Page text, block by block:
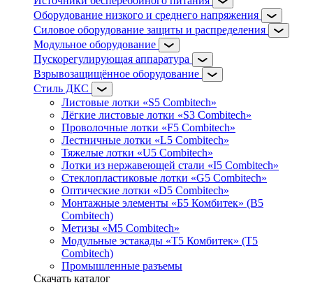
Оборудование низкого и среднего напряжения
Силовое оборудование защиты и распределения
Модульное оборудование
Пускорегулирующая аппаратура
Взрывозащищённое оборудование
Стиль ДКС
Листовые лотки «S5 Combitech»
Лёгкие листовые лотки «S3 Combitech»
Проволочные лотки «F5 Combitech»
Лестничные лотки «L5 Combitech»
Тяжелые лотки «U5 Combitech»
Лотки из нержавеющей стали «I5 Combitech»
Стеклопластиковые лотки «G5 Combitech»
Оптические лотки «D5 Combitech»
Монтажные элементы «Б5 Комбитек» (B5
Combitech)
Метизы «M5 Combitech»
Модульные эстакады «Т5 Комбитек» (T5
Combitech)
Промышленные разъемы
Скачать каталог